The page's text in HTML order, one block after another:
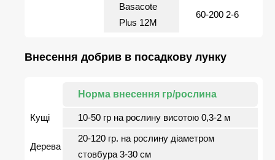
Basacote
Plus 12M
60-200 2-6
Внесення добрив в посадкову лунку
Норма внесення гр/рослина
Кущі 10-50 гр на рослину висотою 0,3-2 м
Дерева
20-120 гр. на рослину діаметром
стовбура 3-30 см